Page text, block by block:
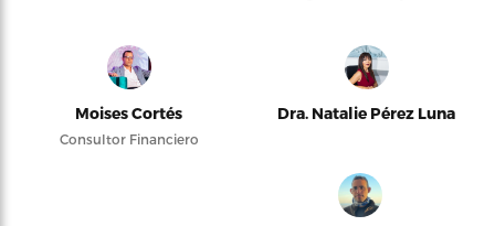
Moises Cortés
Consultor Financiero
Dra. Natalie Pérez Luna